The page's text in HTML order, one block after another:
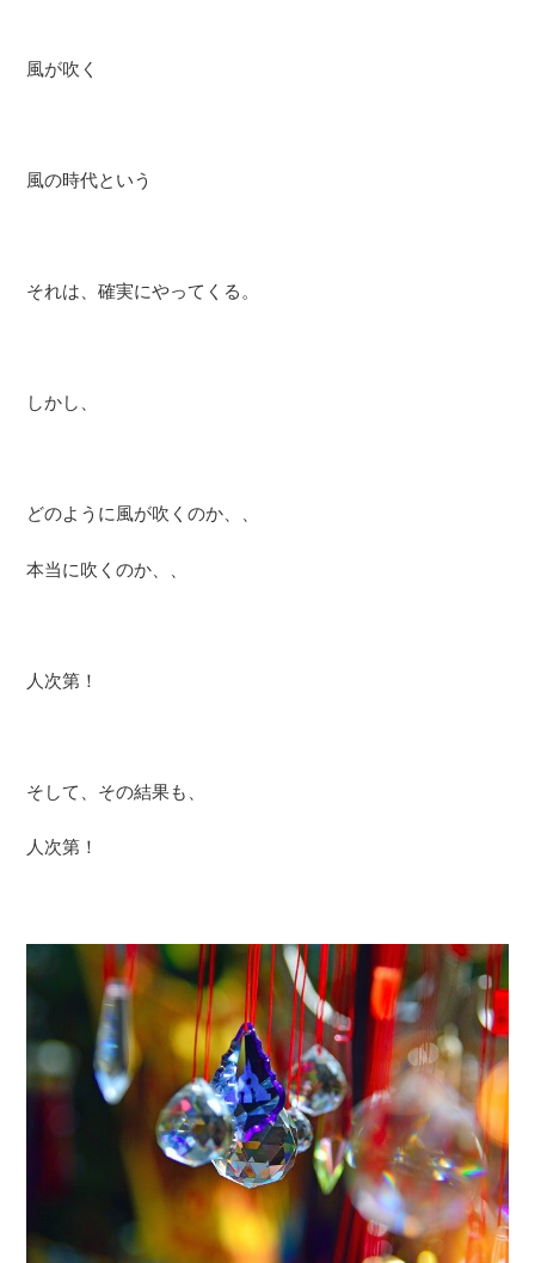
風が吹く
風の時代という
それは、確実にやってくる。
しかし、
どのように風が吹くのか、、
本当に吹くのか、、
人次第！
そして、その結果も、
人次第！